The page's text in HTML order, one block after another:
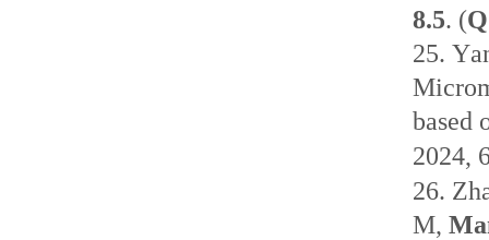
8.5. (
25. Y
based
2024,
26.
M,